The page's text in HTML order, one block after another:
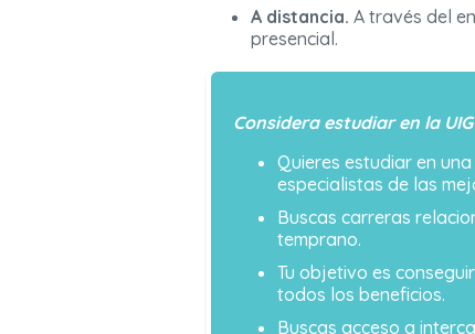
A distancia. A través del
presencial.
Considera estudiar en la
Quieres estudiar en
especialistas de las
Buscas carreras
temprano.
Tu objetivo es
todos los beneficios.
Buscas acceso a